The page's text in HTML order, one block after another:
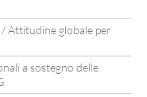
Attitudine globale per
a sostegno delle